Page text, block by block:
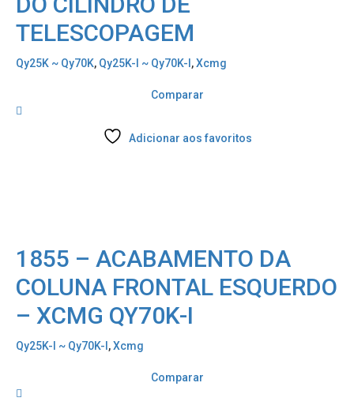
TELESCOPAGEM
Qy25K ~ Qy70K, Qy25K-I ~ Qy70K-I,Xcmg
Comparar
Adicionar aos favoritos
1855 – ACABAMENTO DA
COLUNA FRONTAL ESQUERDO
– XCMG QY70K-I
Qy25K-I ~ Qy70K-I,Xcmg
Comparar